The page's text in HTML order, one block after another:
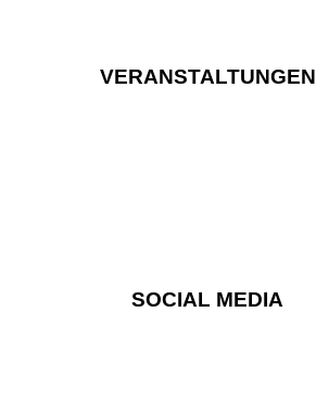
VERANSTALTUNGEN
SOCIAL MEDIA